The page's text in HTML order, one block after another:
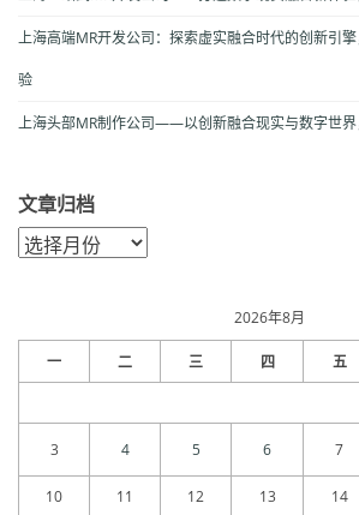
上海高端MR开发公司：探索虚实融合时代的创新引
验
上海头部MR制作公司——以创新融合现实与数字世
文章归档
文
章
2026年8月
一 二 三 四 五
3 4 5 6 7
10 11 12 13 14